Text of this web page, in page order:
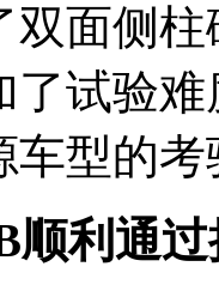
双面侧
了试验
车型的
顺利通